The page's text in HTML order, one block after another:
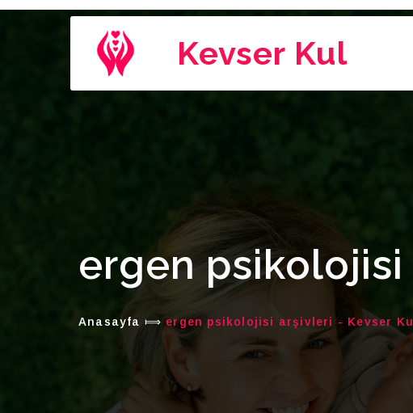
Kevser Kul
ergen psikolojisi
Anasayfa ⟾ ergen psikolojisi arşivleri - Kevser Kul